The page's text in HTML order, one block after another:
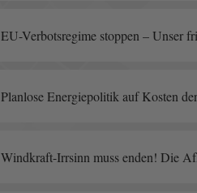
EU-Verbotsregime stoppen – Unser
Planlose Energiepolitik auf Kosten
Windkraft-Irrsinn muss enden! Die